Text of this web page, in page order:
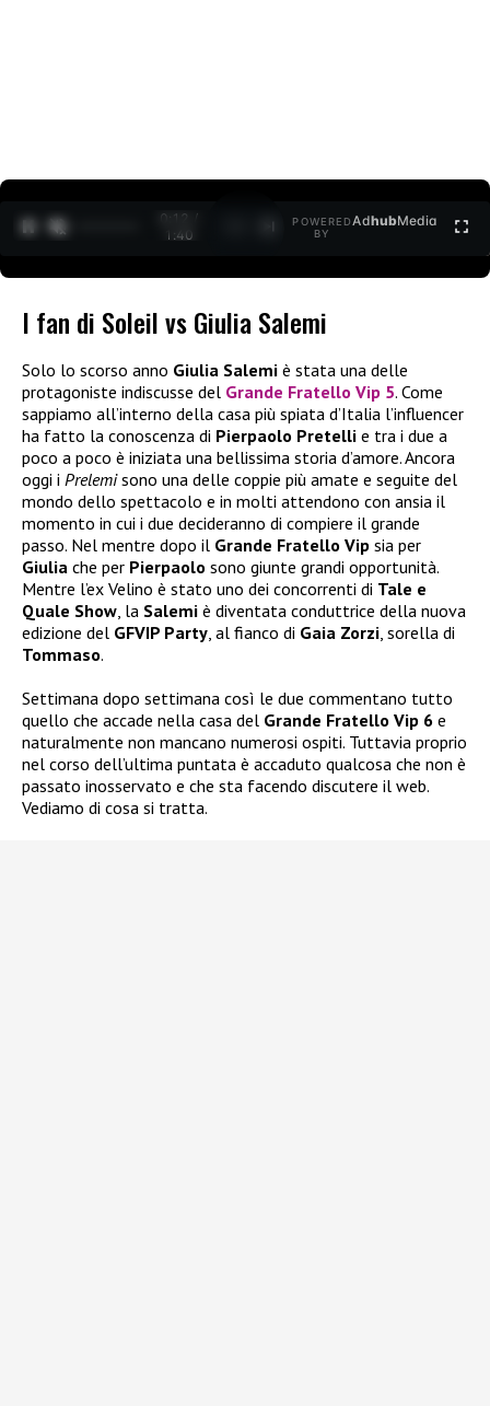
0:12 /
1:40
POWERED
BY
AdhubMedia
I fan di Soleil vs Giulia Salemi
Solo lo scorso anno Giulia Salemi è stata una delle
protagoniste indiscusse del Grande Fratello Vip 5. Come
sappiamo all’interno della casa più spiata d’Italia l’influencer
ha fatto la conoscenza di Pierpaolo Pretelli e tra i due a
poco a poco è iniziata una bellissima storia d’amore. Ancora
oggi i Prelemisono una delle coppie più amate e seguite del
mondo dello spettacolo e in molti attendono con ansia il
momento in cui i due decideranno di compiere il grande
passo. Nel mentre dopo il Grande Fratello Vip sia per
Giulia che per Pierpaolo sono giunte grandi opportunità.
Mentre l’ex Velino è stato uno dei concorrenti di Tale e
Quale Show, la Salemi è diventata conduttrice della nuova
edizione del GFVIP Party, al fianco di Gaia Zorzi, sorella di
Tommaso.
Settimana dopo settimana così le due commentano tutto
quello che accade nella casa del Grande Fratello Vip 6 e
naturalmente non mancano numerosi ospiti. Tuttavia proprio
nel corso dell’ultima puntata è accaduto qualcosa che non è
passato inosservato e che sta facendo discutere il web.
Vediamo di cosa si tratta.